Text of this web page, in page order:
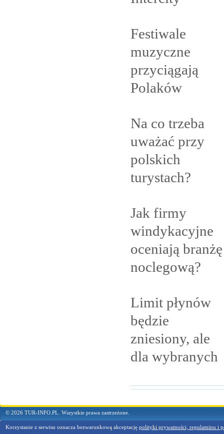
Festiwale
muzyczne
przyciągają
Polaków
Na co trzeba
uważać przy
polskich
turystach?
Jak firmy
windykacyjne
oceniają branżę
noclegową?
Limit płynów
będzie
zniesiony, ale
dla wybranych
© 2026 TUR-INFO.PL. Wszystkie prawa zastrzeżone.
Korzystanie z serwisu oznacza bezwarunkową akceptację polityki prywatności, regulaminu i